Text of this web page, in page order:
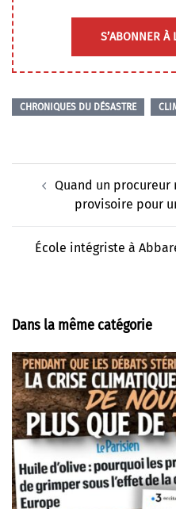
S’ABONNER À
CHRONIQUES DU DÉSASTRE
d’articleQuand un
provisoire pour
École intégriste à
Dans la même catégorie